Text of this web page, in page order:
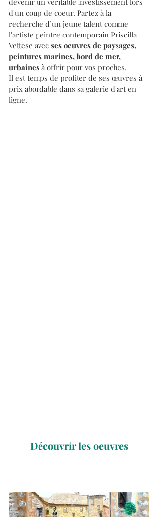
devenir un véritable investissement lors
d'un coup de coeur. Partez à la
recherche d’un jeune talent comme
l'artiste peintre contemporain Priscilla
Vettese avec ses oeuvres de paysages,
peintures marines, bord de mer,
urbaines à offrir pour vos proches.
Il est temps de profiter de ses œuvres à
prix abordable dans sa galerie d'art en
ligne.
Découvrir les oeuvres